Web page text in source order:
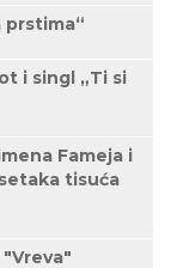
prstima“
i singl „Ti si
Fameja i
tisuća